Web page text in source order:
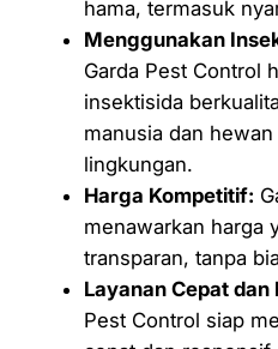
hama, termasuk
Menggunakan
Garda Pest Control
insektisida
manusia dan
lingkungan.
Harga Kompetitif:
menawarkan harga
transparan, tanpa
Layanan Cepat dan
Pest Control siap